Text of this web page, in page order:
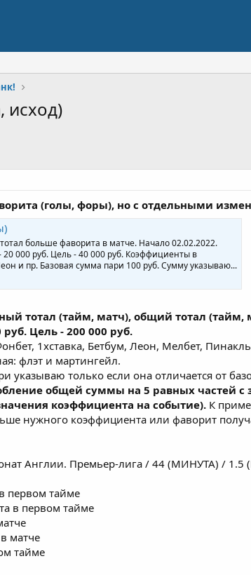
исход)
(голы, форы), но с отдельными
больше фаворита в матче. Начало 02.02.2022.
000 руб. Цель - 40 000 руб. Коэффициенты в
и пр. Базовая сумма пари 100 руб. Сумму указываю...
тотал (тайм, матч), общий тотал (тайм,
руб. Цель - 200 000 руб.
1хставка, Бетбум, Леон, Мелбет,
флэт и мартингейл.
указываю только если она отличается от
общей суммы на 5 равных частей с
коэффициента на событие). К
нужного коэффициента или фаворит
Англии. Премьер-лига / 44 (МИНУТА) /
первом тайме
в первом тайме
матче
тайме